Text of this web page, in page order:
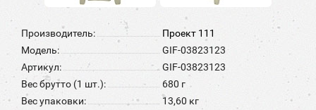
Производитель:
Проект 111
Модель:
GIF-03823123
Артикул:
GIF-03823123
Вес брутто (1 шт.):
680 г
Вес упаковки:
13,60 кг